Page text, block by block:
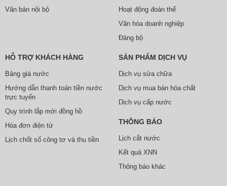
Văn bản nội bộ
Hoạt động đoàn thể
Văn hóa doanh nghiệp
Đảng bộ
HỖ TRỢ KHÁCH HÀNG
Bảng giá nước
Hướng dẫn thanh toán tiền nước
trực tuyến
Quy trình lắp mới đồng hồ
Hóa đơn điện tử
Lịch chốt số công tơ và thu tiền
SẢN PHẨM DỊCH VỤ
Dịch vụ sửa chữa
Dịch vụ mua bán hóa chất
Dịch vụ cấp nước
THÔNG BÁO
Lịch cắt nước
Kết quả XNN
Thông báo khác